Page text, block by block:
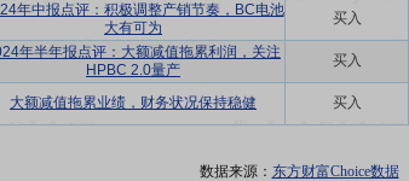
年中报点评：积极调整产销节奏，BC电池
大有可为
买入
年半年报点评：大额减值拖累利润，关注
HPBC 2.0量产
买入
大额减值拖累业绩，财务状况保持稳健 买入
数据来源： 东方财富Choice数据